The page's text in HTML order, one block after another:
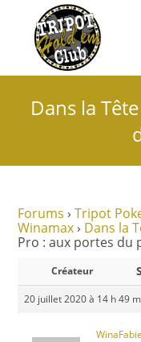
Dans la
Forums › Tripot
Winamax › Dans la
Pro : aux portes du
Créateur
20 juillet 2020 à 14 h 49